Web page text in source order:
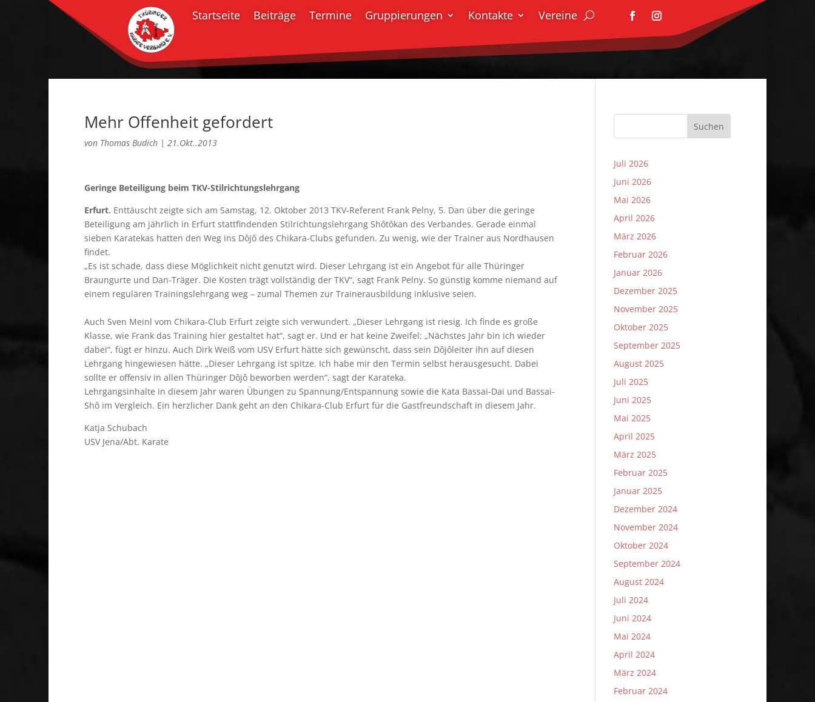
Startseite Beiträge Termine Gruppierungen Kontakte Vereine
Mehr Offenheit gefordert
von Thomas Budich |21.Okt..2013
Geringe Beteiligung beim TKV-Stilrichtungslehrgang
Erfurt. Enttäuscht zeigte sich am Samstag, 12. Oktober 2013 TKV-Referent Frank Pelny, 5. Dan über die geringe
Beteiligung am jährlich in Erfurt stattfindenden Stilrichtungslehrgang Shôtôkan des Verbandes. Gerade einmal
sieben Karatekas hatten den Weg ins Dôjô des Chikara-Clubs gefunden. Zu wenig, wie der Trainer aus Nordhausen
findet.
„Es ist schade, dass diese Möglichkeit nicht genutzt wird. Dieser Lehrgang ist ein Angebot für alle Thüringer
Braungurte und Dan-Träger. Die Kosten trägt vollständig der TKV“, sagt Frank Pelny. So günstig komme niemand auf
einem regulären Trainingslehrgang weg – zumal Themen zur Trainerausbildung inklusive seien.
Auch Sven Meinl vom Chikara-Club Erfurt zeigte sich verwundert. „Dieser Lehrgang ist riesig. Ich finde es große
Klasse, wie Frank das Training hier gestaltet hat“, sagt er. Und er hat keine Zweifel: „Nächstes Jahr bin ich wieder
dabei“, fügt er hinzu. Auch Dirk Weiß vom USV Erfurt hätte sich gewünscht, dass sein Dôjôleiter ihn auf diesen
Lehrgang hingewiesen hätte. „Dieser Lehrgang ist spitze. Ich habe mir den Termin selbst herausgesucht. Dabei
sollte er offensiv in allen Thüringer Dôjô beworben werden“, sagt der Karateka.
Lehrgangsinhalte in diesem Jahr waren Übungen zu Spannung/Entspannung sowie die Kata Bassai-Dai und Bassai-
Shô im Vergleich. Ein herzlicher Dank geht an den Chikara-Club Erfurt für die Gastfreundschaft in diesem Jahr.
Katja Schubach
USV Jena/Abt. Karate
Suchen
Juli 2026
Juni 2026
Mai 2026
April 2026
März 2026
Februar 2026
Januar 2026
Dezember 2025
November 2025
Oktober 2025
September 2025
August 2025
Juli 2025
Juni 2025
Mai 2025
April 2025
März 2025
Februar 2025
Januar 2025
Dezember 2024
November 2024
Oktober 2024
September 2024
August 2024
Juli 2024
Juni 2024
Mai 2024
April 2024
März 2024
Februar 2024